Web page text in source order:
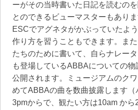
ーがその当時書いた日記を読むの
とのできるビューマスターもあり
ESCでアグネタがかぶっていたよ
作り方を習うこともできます。ま
たちのために書いて、自らナレー
も登場しているABBAについての
公開されます。ミュージアムのク
めてABBAの曲を数曲披露します（
3pmからで、観たい方は10am か